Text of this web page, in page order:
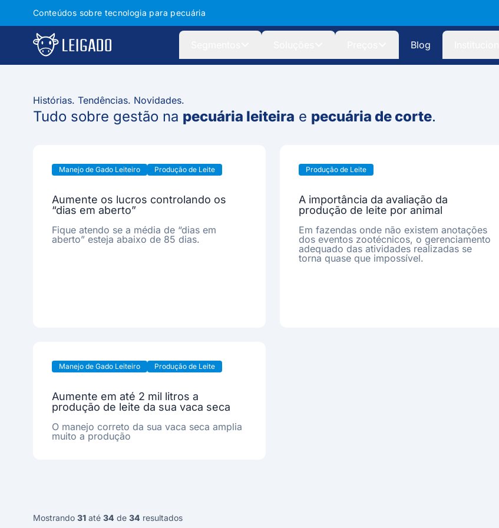
Conteúdos sobre tecnologia para pecuária
Leigado Blog
Histórias. Tendências. Novidades.
Tudo sobre gestão na pecuária leiteira e pecuária de corte.
Manejo de Gado Leiteiro Produção de Leite
Aumente os lucros controlando os
“dias em aberto”
Fique atendo se a média de “dias em
aberto” esteja abaixo de 85 dias.
Produção de Leite
A importância da avaliação da
produção de leite por animal
Em fazendas onde não existem anotações
dos eventos zootécnicos, o gerenciamento
adequado das atividades realizadas se
torna quase que impossível.
Manejo de Gado Leiteiro Produção de Leite
Aumente em até 2 mil litros a
produção de leite da sua vaca seca
O manejo correto da sua vaca seca amplia
muito a produção
Mostrando 31 até 34 de 34 resultados